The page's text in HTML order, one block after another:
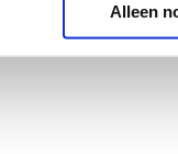
Alleen